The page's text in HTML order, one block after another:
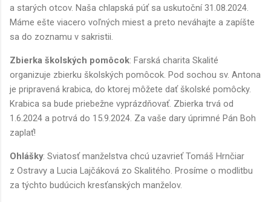
a starých otcov. Naša chlapská púť sa uskutoční 31.08.2024.
Máme ešte viacero voľných miest a preto neváhajte a zapíšte
sa do zoznamu v sakristii.
Zbierka školských pomôcok: Farská charita Skalité
organizuje zbierku školských pomôcok. Pod sochou sv. Antona
je pripravená krabica, do ktorej môžete dať školské pomôcky.
Krabica sa bude priebežne vyprázdňovať. Zbierka trvá od
1.6.2024 a potrvá do 15.9.2024. Za vaše dary úprimné Pán Boh
zaplať!
Ohlášky: Sviatosť manželstva chcú uzavrieť Tomáš Hrnčiar
z Ostravy a Lucia Lajčáková zo Skalitého. Prosíme o modlitbu
za týchto budúcich kresťanských manželov.